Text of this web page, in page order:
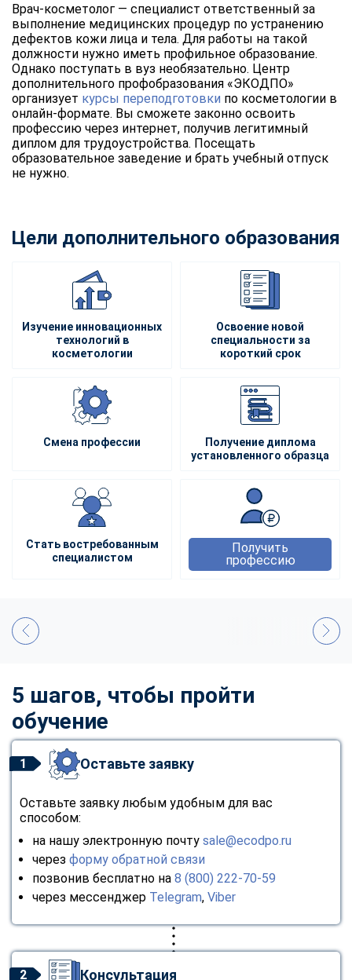
Врач-косметолог — специалист ответственный за
выполнение медицинских процедур по устранению
дефектов кожи лица и тела. Для работы на такой
должности нужно иметь профильное образование.
Однако поступать в вуз необязательно. Центр
дополнительного профобразования «ЭКОДПО»
организует курсы переподготовки по косметологии в
онлайн-формате. Вы сможете законно освоить
профессию через интернет, получив легитимный
диплом для трудоустройства. Посещать
образовательное заведение и брать учебный отпуск
не нужно.
Цели дополнительного образования
Изучение инновационных
технологий в
косметологии
Освоение новой
специальности за
короткий срок
Смена профессии
Получение диплома
установленного образца
Стать востребованным
специалистом
Получить
профессию
5 шагов, чтобы пройти
обучение
1 Оставьте заявку
Оставьте заявку любым удобным для вас
способом:
на нашу электронную почту sale@ecodpo.ru
через форму обратной связи
позвонив бесплатно на 8 (800) 222-70-59
через мессенджер Telegram, Viber
2 Консультация